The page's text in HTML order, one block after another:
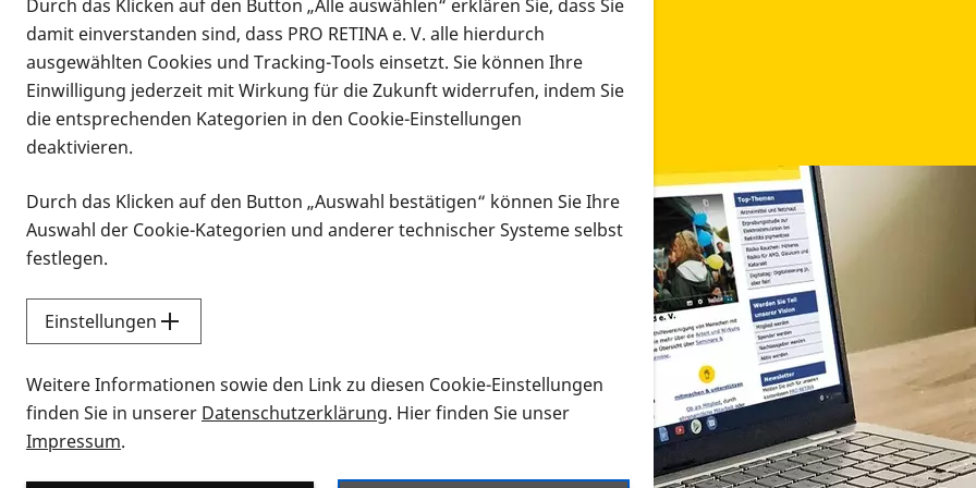
Infomaterial
Infomaterial
Vorlesen
Alle Infomaterialien in verschiedenen Formaten an
Sie möchten wissen, wie Sie nach Infonmaterial suchen und dieses bestellen bzw. herunterladen
Durch das Klicken auf den Button „Alle auswählen“ erklären Sie, dass Sie
damit einverstanden sind, dass PRO RETINA e. V. alle hierdurch
ausgewählten Cookies und Tracking-Tools einsetzt. Sie können Ihre
Einwilligung jederzeit mit Wirkung für die Zukunft widerrufen, indem Sie
die entsprechenden Kategorien in den Cookie-Einstellungen
deaktivieren.
Durch das Klicken auf den Button „Auswahl bestätigen“ können Sie Ihre
Auswahl der Cookie-Kategorien und anderer technischer Systeme selbst
festlegen.
Einstellungen
Weitere Informationen sowie den Link zu diesen Cookie-Einstellungen
finden Sie in unserer Datenschutzerklärung. Hier finden Sie unser
Impressum.